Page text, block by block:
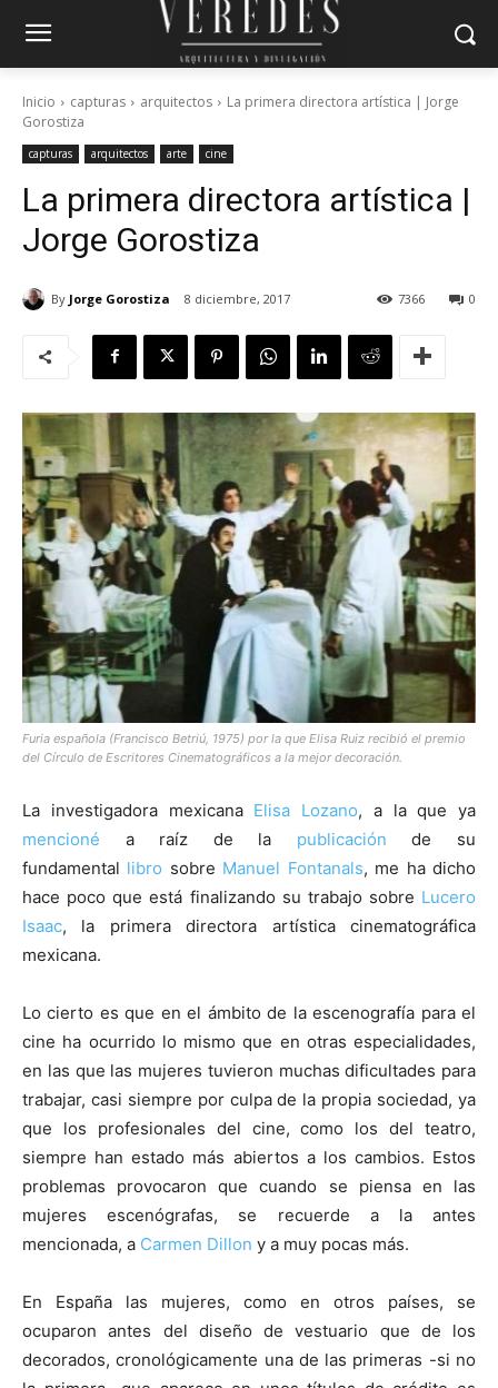
Inicio capturas arquitectos
La primera directora artística | Jorge
Gorostiza
capturas arquitectos arte cine
La primera directora artística |
Jorge Gorostiza
By Jorge Gorostiza 8 diciembre, 2017 0
7366
Furia española (Francisco Betriú, 1975) por la que Elisa Ruiz recibió el premio
del Círculo de Escritores Cinematográficos a la mejor decoración.
La investigadora mexicana Elisa Lozano, a la que ya
mencioné a raíz de la publicación de su
fundamental libro sobre Manuel Fontanals, me ha dicho
hace poco que está finalizando su trabajo sobre Lucero
Isaac, la primera directora artística cinematográfica
mexicana.
Lo cierto es que en el ámbito de la escenografía para el
cine ha ocurrido lo mismo que en otras especialidades,
en las que las mujeres tuvieron muchas dificultades para
trabajar, casi siempre por culpa de la propia sociedad, ya
que los profesionales del cine, como los del teatro,
siempre han estado más abiertos a los cambios. Estos
problemas provocaron que cuando se piensa en las
mujeres escenógrafas, se recuerde a la antes
mencionada, a Carmen Dillon y a muy pocas más.
En España las mujeres, como en otros países, se
ocuparon antes del diseño de vestuario que de los
decorados, cronológicamente una de las primeras -si no